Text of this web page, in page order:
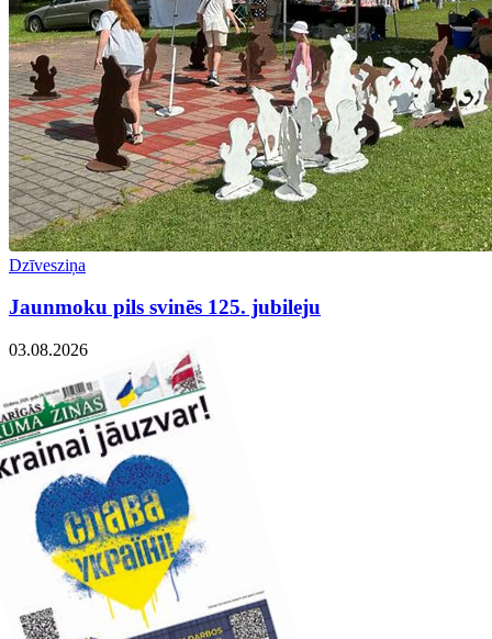
Dzīvesziņa
Jaunmoku pils svinēs 125. jubileju
03.08.2026